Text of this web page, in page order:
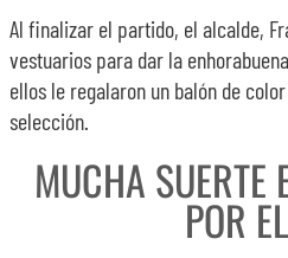
Al finalizar el partido, el alcalde,
vestuarios para dar la
ellos le regalaron un balón de
selección.
MUCHA SUERTE
POR